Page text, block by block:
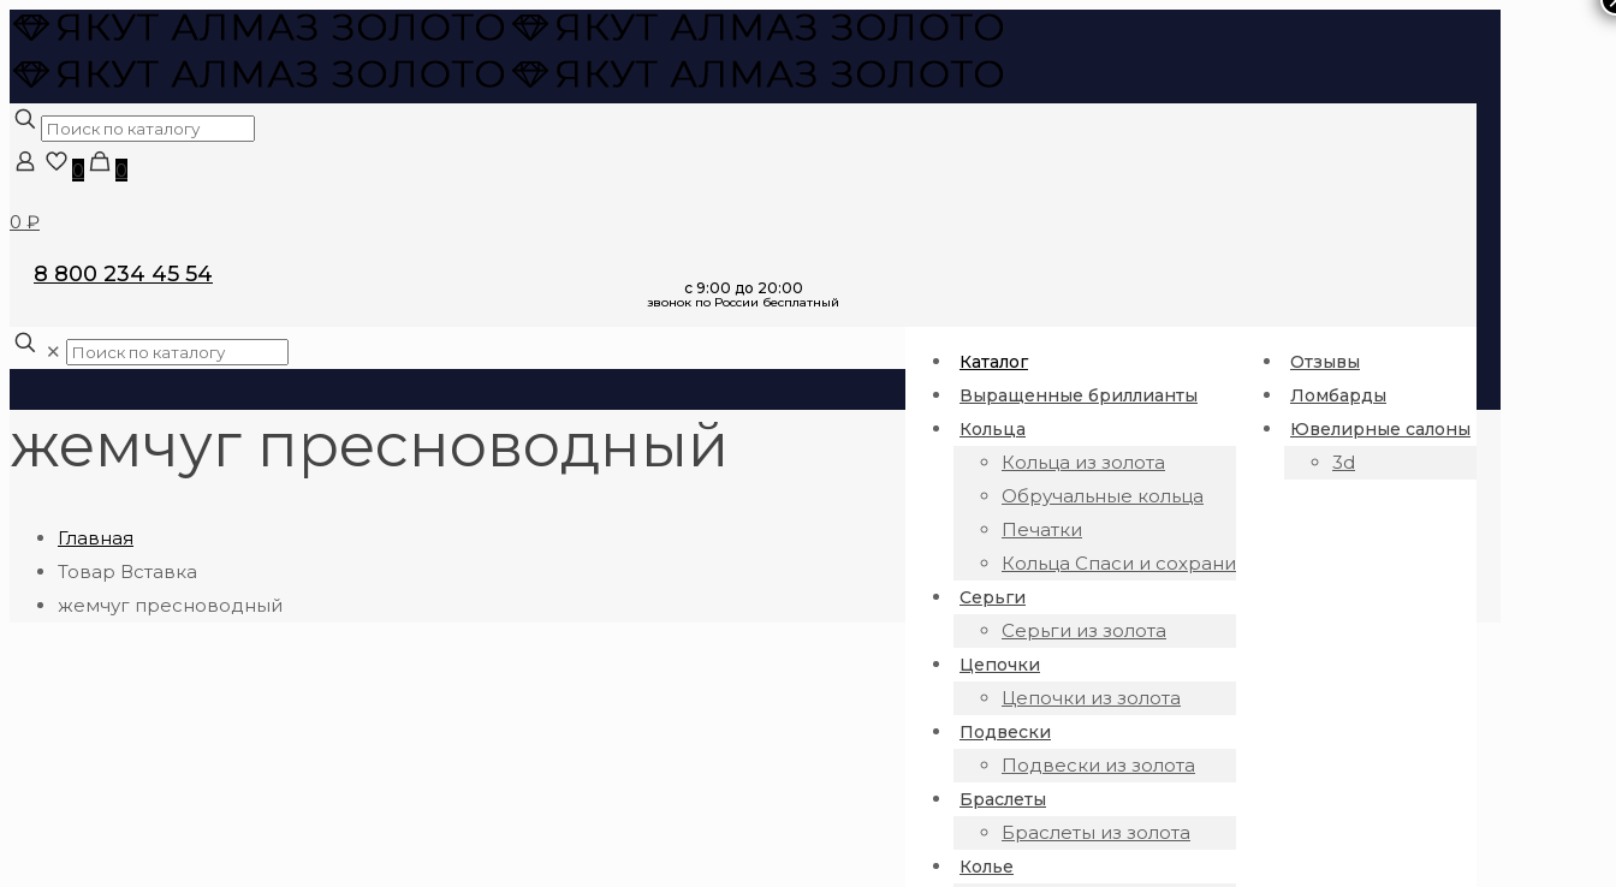
0 0
0 ₽
8 800 234 45 54
Каталог
Выращенные бриллианты
Кольца
Кольца из золота
Обручальные кольца
Печатки
Кольца Спаси и сохрани
Серьги
Серьги из золота
Цепочки
Цепочки из золота
Подвески
Подвески из золота
Браслеты
Браслеты из золота
Колье
Отзывы
Ломбарды
Ювелирные салоны
3d
✕
жемчуг пресноводный
Главная
Товар Вставка
жемчуг пресноводный